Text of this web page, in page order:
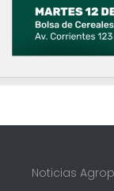
Noticias